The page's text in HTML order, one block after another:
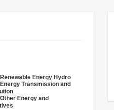
Renewable Energy Hydro
Energy Transmission and
Energy and